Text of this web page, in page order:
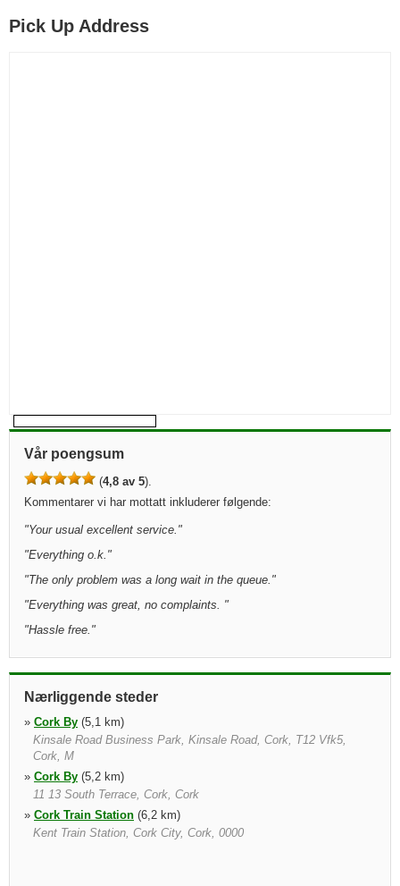
Pick Up Address
Vår poengsum
(4,8 av 5).
Kommentarer vi har mottatt inkluderer følgende:
"Your usual excellent service. "
"Everything o.k. "
"The only problem was a long wait in the queue. "
"Everything was great, no complaints. "
"Hassle free. "
Nærliggende steder
» Cork By (5,1 km)
Kinsale Road Business Park, Kinsale Road, Cork, T12 Vfk5,
Cork, M
» Cork By (5,2 km)
11 13 South Terrace, Cork, Cork
» Cork Train Station (6,2 km)
Kent Train Station, Cork City, Cork, 0000